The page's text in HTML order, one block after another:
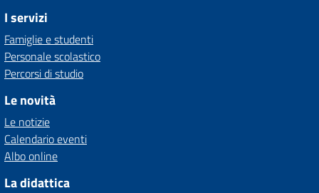
I servizi
Famiglie e studenti
Personale scolastico
Percorsi di studio
Le novità
Le notizie
Calendario eventi
Albo online
La didattica